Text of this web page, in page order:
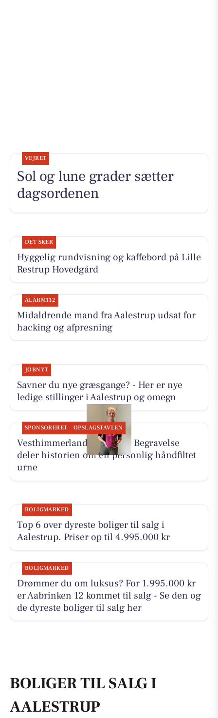
VEJRET
Sol og lune grader sætter
dagsordenen
DET SKER
Hyggelig rundvisning og kaffebord på Lille
Restrup Hovedgård
ALARM112
Midaldrende mand fra Aalestrup udsat for
hacking og afpresning
JOBNYT
Savner du nye græsgange? - Her er nye
ledige stillinger i Aalestrup og omegn
SPONSORERET OPSLAGSTAVLEN
Vesthimmerlands og Farsø Begravelse
deler historien om en personlig håndfiltet
urne
BOLIGMARKED
Top 6 over dyreste boliger til salg i
Aalestrup. Priser op til 4.995.000 kr
BOLIGMARKED
Drømmer du om luksus? For 1.995.000 kr
er Aabrinken 12 kommet til salg - Se den og
de dyreste boliger til salg her
BOLIGER TIL SALG I
AALESTRUP